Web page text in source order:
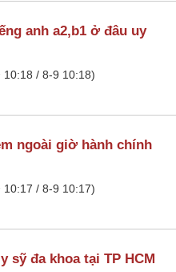
anh a2,b1 ở đâu uy
10:18 / 8-9 10:18)
ngoài giờ hành chính
10:17 / 8-9 10:17)
sỹ đa khoa tại TP HCM